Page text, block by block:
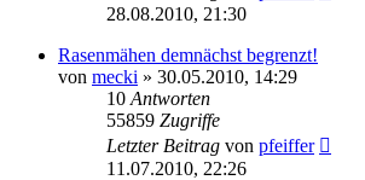
28.08.2010, 21:30
Rasenmähen demnächst begrenzt!
von mecki » 30.05.2010, 14:29
10 Antworten
55859 Zugriffe
Letzter Beitrag von pfeiffer
11.07.2010, 22:26